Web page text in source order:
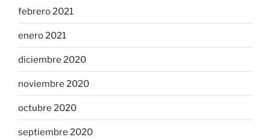
febrero 2021
enero 2021
diciembre 2020
noviembre 2020
octubre 2020
septiembre 2020